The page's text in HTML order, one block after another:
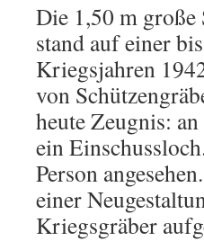
Die 1,50 m große
stand auf einer
Kriegsjahren
von
heute Zeugnis:
ein
Person
einer
Kriegsgräber